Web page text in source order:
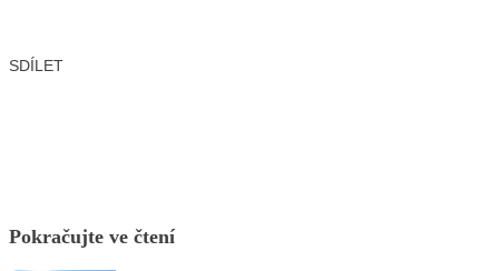
SDÍLET
Pokračujte ve čtení